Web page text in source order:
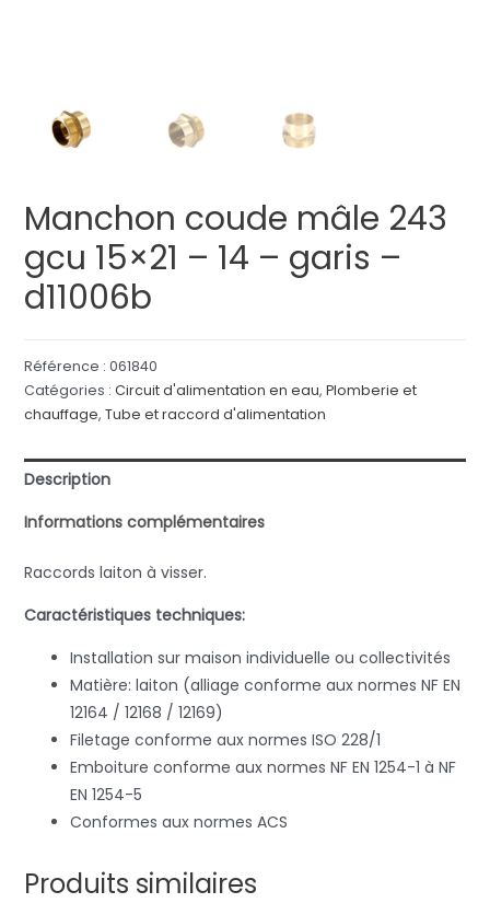
Manchon coude mâle 243
gcu 15×21 – 14 – garis –
d11006b
Référence : 061840
Catégories : Circuit d'alimentation en eau, Plomberie et
chauffage, Tube et raccord d'alimentation
Description
Informations complémentaires
Raccords laiton à visser.
Caractéristiques techniques:
Installation sur maison individuelle ou collectivités
Matière: laiton (alliage conforme aux normes NF EN
12164 / 12168 / 12169)
Filetage conforme aux normes ISO 228/1
Emboiture conforme aux normes NF EN 1254-1 à NF
EN 1254-5
Conformes aux normes ACS
Produits similaires